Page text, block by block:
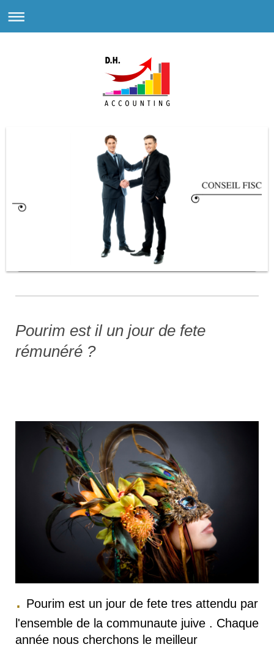
Pourim est il un jour de fete
rémunéré ?
. Pourim est un jour de fete tres attendu par
l'ensemble de la communaute juive . Chaque
année nous cherchons le meilleur